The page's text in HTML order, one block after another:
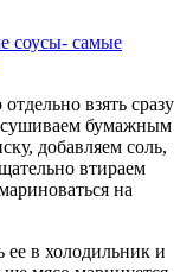
соусы- самые
взять сразу
бумажным
добавляем соль,
втираем
на
ее в холодильник и